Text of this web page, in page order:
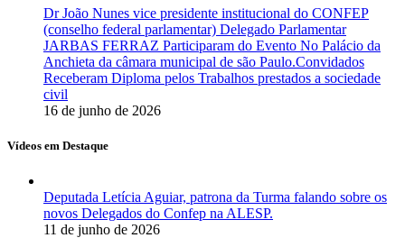
Dr João Nunes vice presidente institucional do CONFEP
(conselho federal parlamentar) Delegado Parlamentar
JARBAS FERRAZ Participaram do Evento No Palácio da
Anchieta da câmara municipal de são Paulo.Convidados
Receberam Diploma pelos Trabalhos prestados a sociedade
civil
16 de junho de 2026
Vídeos em Destaque
Deputada Letícia Aguiar, patrona da Turma falando sobre os
novos Delegados do Confep na ALESP.
11 de junho de 2026